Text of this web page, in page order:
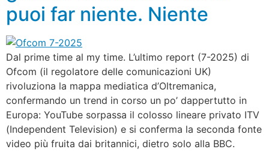
puoi far niente. Niente
Dal prime time al my time. L’ultimo report (7-2025) di
Ofcom (il regolatore delle comunicazioni UK)
rivoluziona la mappa mediatica d’Oltremanica,
confermando un trend in corso un po’ dappertutto in
Europa: YouTube sorpassa il colosso lineare privato ITV
(Independent Television) e si conferma la seconda fonte
video più fruita dai britannici, dietro solo alla BBC.